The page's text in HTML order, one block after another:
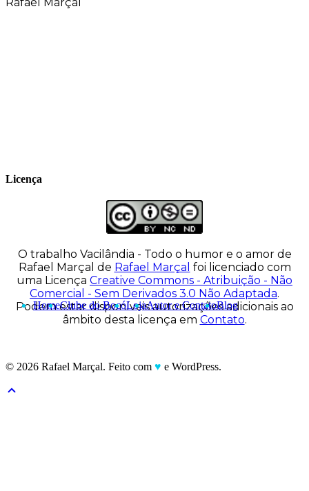
Rafael Marçal
Licença
O trabalho Vacilândia - Todo o humor e o amor de
Rafael Marçal de Rafael Marçal foi licenciado com
uma Licença Creative Commons - Atribuição - Não
Comercial - Sem Derivados 3.0 Não Adaptada.
Podem estar disponíveis autorizações adicionais ao
âmbito desta licença em Contato.
HomeClube do BocóLojaAutor e ContatoBlog
© 2026 Rafael Marçal. Feito com ♥ e WordPress.